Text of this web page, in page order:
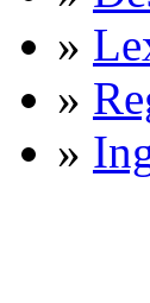
»
»
»